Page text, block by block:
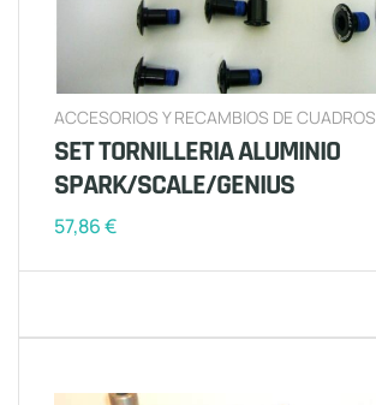
ACCESORIOS Y RECAMBIOS DE CUADROS
SET TORNILLERIA ALUMINIO
SPARK/SCALE/GENIUS
57,86€